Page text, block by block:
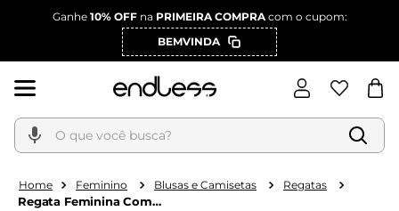
Ganhe 10% OFFna PRIMEIRA COMPRAcom o cupom:
BEMVINDA
O que você busca?
Feminino Blusas e Camisetas Regatas
Regata Feminina Com